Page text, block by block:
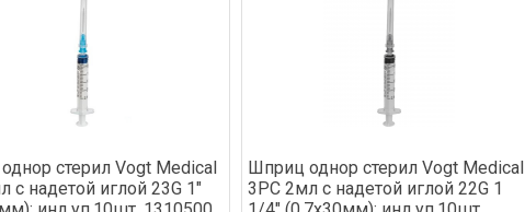
стерил Vogt Medical
с надетой иглой 23G 1"
Шприц однор стерил Vogt Medical
3PC 2мл с надетой иглой 22G 1